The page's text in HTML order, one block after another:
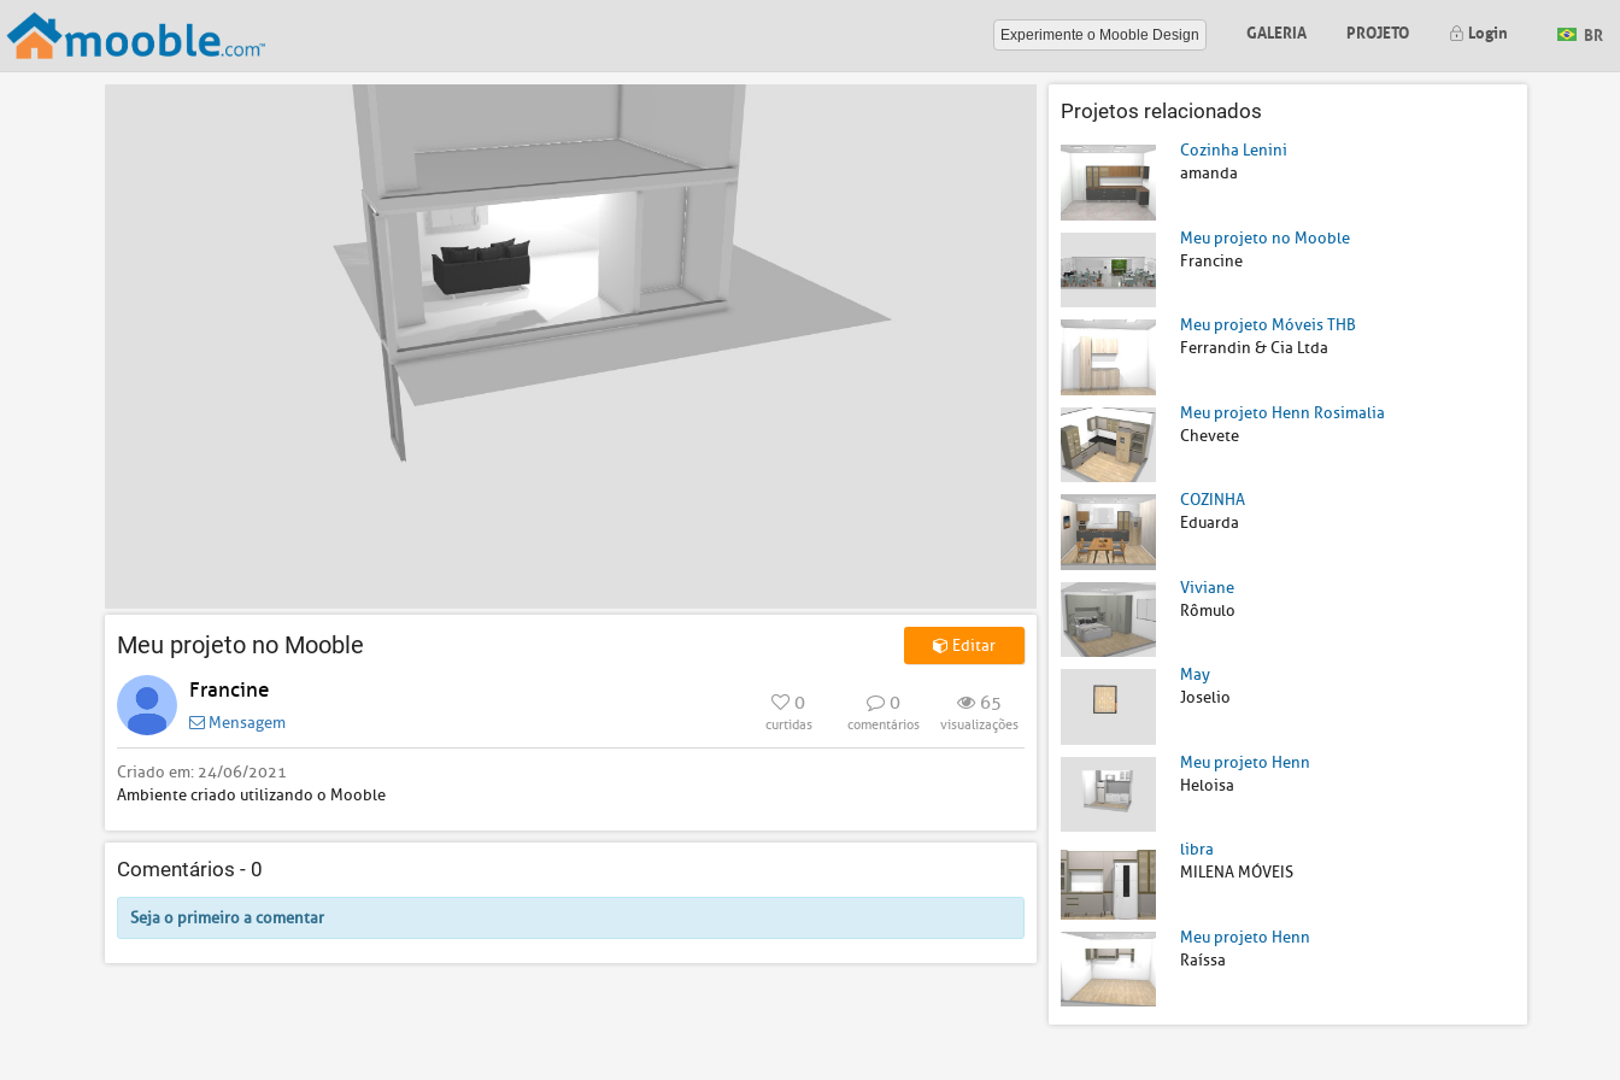
Experimente o Mooble Design GALERIA PROJETO Login BR
Meu projeto no Mooble Editar
Francine
Mensagem
0
curtidas
0
comentários
65
visualizações
Criado em: 24/06/2021
Ambiente criado utilizando o Mooble
Comentários - 0
Seja o primeiro a comentar
Projetos relacionados
Cozinha Lenini
amanda
Meu projeto no Mooble
Francine
Meu projeto Móveis THB
Ferrandin & Cia Ltda
Meu projeto Henn Rosimalia
Chevete
COZINHA
Eduarda
Viviane
Rômulo
May
Joselio
Meu projeto Henn
Heloisa
libra
MILENA MÓVEIS
Meu projeto Henn
Raíssa